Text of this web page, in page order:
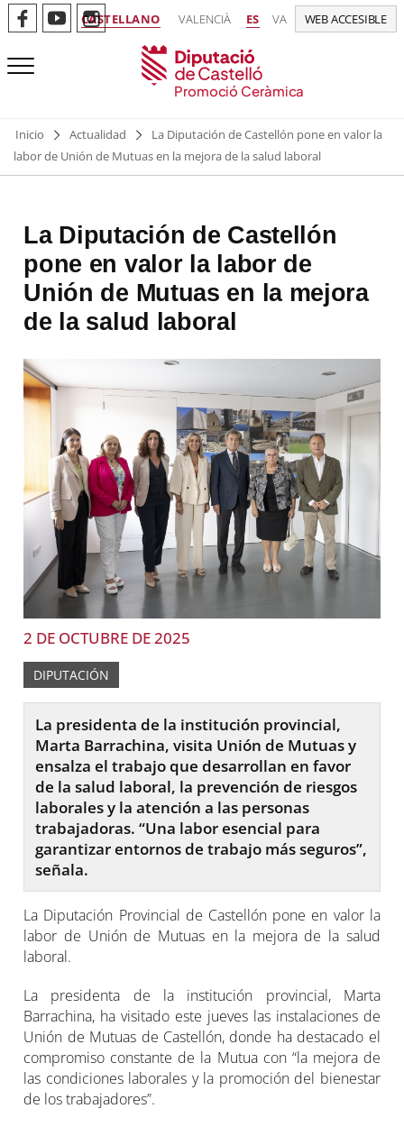
CASTELLANO VALENCIÀ ES VA WEB ACCESIBLE
Promoció Ceràmica
Inicio Actualidad
La Diputación de Castellón pone en valor la
labor de Unión de Mutuas en la mejora de la salud laboral
La Diputación de Castellón
pone en valor la labor de
Unión de Mutuas en la mejora
de la salud laboral
2 DE OCTUBRE DE 2025
DIPUTACIÓN
La presidenta de la institución provincial,
Marta Barrachina, visita Unión de Mutuas y
ensalza el trabajo que desarrollan en favor
de la salud laboral, la prevención de riesgos
laborales y la atención a las personas
trabajadoras. “Una labor esencial para
garantizar entornos de trabajo más seguros”,
señala.
La Diputación Provincial de Castellón pone en valor la
labor de Unión de Mutuas en la mejora de la salud
laboral.
La presidenta de la institución provincial, Marta
Barrachina, ha visitado este jueves las instalaciones de
Unión de Mutuas de Castellón, donde ha destacado el
compromiso constante de la Mutua con “la mejora de
las condiciones laborales y la promoción del bienestar
de los trabajadores”.